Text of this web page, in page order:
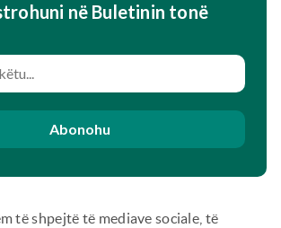
në Buletinin tonë
Abonohu
të shpejtë të mediave sociale, të